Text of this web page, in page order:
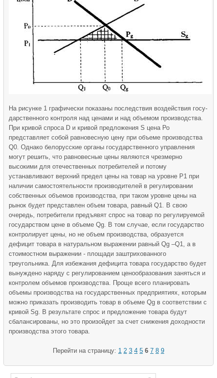
На рисунке 1 графически показаны последствия воздействия госу­
дарственного контроля над ценами и над объемом производства.
При кривой спроса D и кривой предложения S цена Ро
представляет собой равновесную цену при объеме производства
Q0. Однако белорусские органы государственного управления
могут решить, что равновесные цены являются чрезмерно
высокими для отечественных потребителей и потому
устанавливают верхний предел цены на товар на уровне P1 при
наличии самостоятельности производителей в регулировании
собствен­ных объемов производства, при таком уровне цены на
рынок будет представлен объем товара, равный Q1. В свою
очередь, потребители предъявят спрос на товар по регулируемой
государством цене в объеме Qg. В том случае, если государство
контролирует цены, но не объем производ­ства, образуется
дефицит товара в натуральном выражении равный Qg –Q1, а в
стоимостном выражении - площади заштрихованного
треугольника. Для избежания дефицита товара государство будет
вынуждено наряду с регулированием ценообразования заняться и
контролем объемов производства. Проще всего планировать
объемы производства на государственных предприятиях, которым
можно приказать производить товар в объеме Qg в соответствии с
кривой Sg. В результате спрос и предложение товара будут
сбалансированы, но это произойдет за счет снижения доходности
производства этого товара.
Перейти на страницу: 1 2 3 4 5 6 7 8 9